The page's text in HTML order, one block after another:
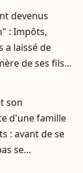
devenus
: Impôts,
a laissé de
de ses fils
son
d'une famille
: avant de se
se
années